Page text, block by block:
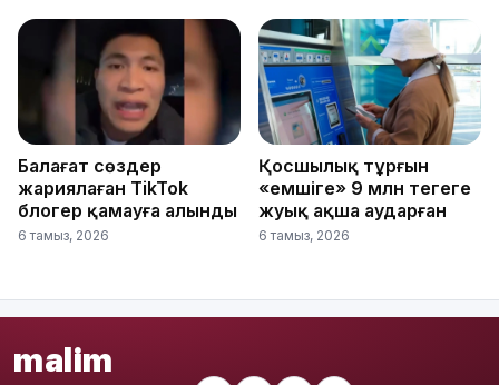
Балағат сөздер
жариялаған TikTok
блогер қамауға алынды
6 тамыз, 2026
Қосшылық тұрғын
«емшіге» 9 млн теңгеге
жуық ақша аударған
6 тамыз, 2026
malim